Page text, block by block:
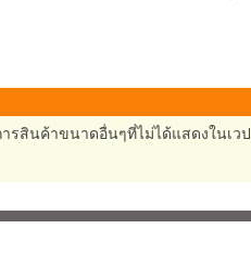
รสินค้าขนาดอื่นๆที่ไม่ได้แสดงในเวป